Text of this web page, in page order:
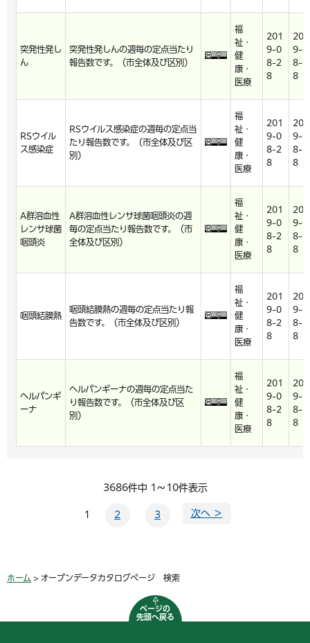
突発性発し
ん
突発性発しんの週毎の定点当たり
報告数です。（市全体及び区別）
福
祉・
健
康・
医療
201
9-0
8-2
8
201
9-0
8-2
8
RSウイル
ス感染症
RSウイルス感染症の週毎の定点当
たり報告数です。（市全体及び区
別）
福
祉・
健
康・
医療
201
9-0
8-2
8
201
9-0
8-2
8
A群溶血性
レンサ球菌
咽頭炎
A群溶血性レンサ球菌咽頭炎の週
毎の定点当たり報告数です。（市
全体及び区別）
福
祉・
健
康・
医療
201
9-0
8-2
8
201
9-0
8-2
8
咽頭結膜熱
咽頭結膜熱の週毎の定点当たり報
告数です。（市全体及び区別）
福
祉・
健
康・
医療
201
9-0
8-2
8
201
9-0
8-2
8
ヘルパンギ
ーナ
ヘルパンギーナの週毎の定点当た
り報告数です。（市全体及び区
別）
福
祉・
健
康・
医療
201
9-0
8-2
8
201
9-0
8-2
8
3686件中 1～10件表示
1 2 3 次へ ＞
ホーム > オープンデータカタログページ 検索
ページの
先頭へ戻る